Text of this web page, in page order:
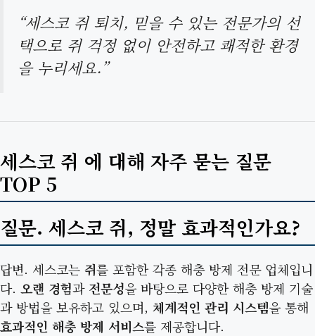
“세스코 쥐 퇴치, 믿을 수 있는 전문가의 선
택으로 쥐 걱정 없이 안전하고 쾌적한 환경
을 누리세요.”
세스코 쥐 에 대해 자주 묻는 질문
TOP 5
질문. 세스코 쥐, 정말 효과적인가요?
답변. 세스코는 쥐를 포함한 각종 해충 방제 전문 업체입니
다. 오랜 경험과 전문성을 바탕으로 다양한 해충 방제 기술
과 방법을 보유하고 있으며, 체계적인 관리 시스템을 통해
효과적인 해충 방제 서비스를 제공합니다.